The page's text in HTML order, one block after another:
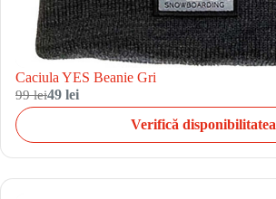
Caciula YES Beanie Gri
99 lei49 lei
Verifică disponibilitatea